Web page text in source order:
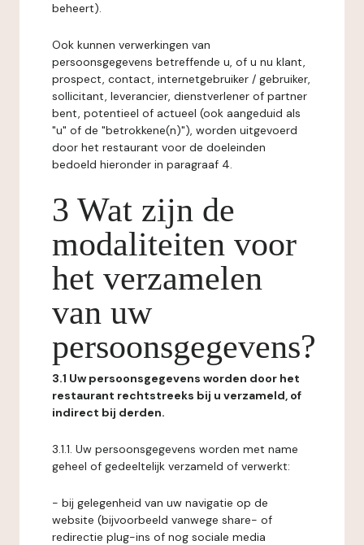
beheert).
Ook kunnen verwerkingen van
persoonsgegevens betreffende u, of u nu klant,
prospect, contact, internetgebruiker / gebruiker,
sollicitant, leverancier, dienstverlener of partner
bent, potentieel of actueel (ook aangeduid als
"u" of de "betrokkene(n)"), worden uitgevoerd
door het restaurant voor de doeleinden
bedoeld hieronder in paragraaf 4.
3 Wat zijn de
modaliteiten voor
het verzamelen
van uw
persoonsgegevens?
3.1 Uw persoonsgegevens worden door het
restaurant rechtstreeks bij u verzameld, of
indirect bij derden.
3.1.1. Uw persoonsgegevens worden met name
geheel of gedeeltelijk verzameld of verwerkt:
- bij gelegenheid van uw navigatie op de
website (bijvoorbeeld vanwege share- of
redirectie plug-ins of nog sociale media